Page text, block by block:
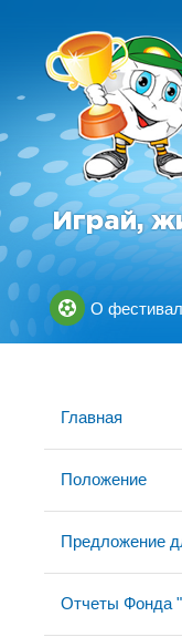
Играй,
О
Главная
Положение
Предложение
Отчеты